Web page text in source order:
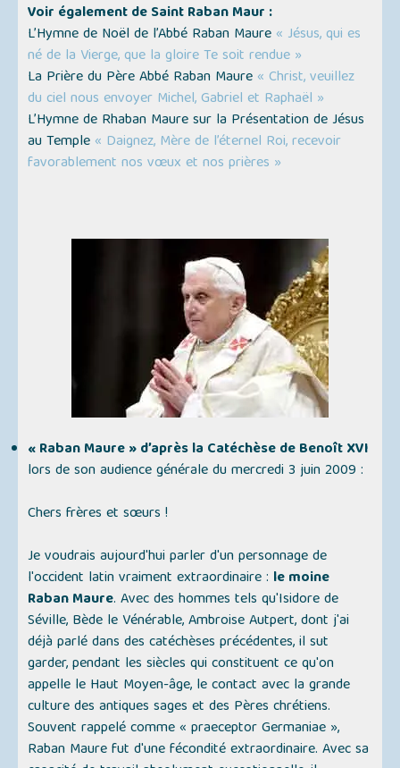
Voir également de Saint Raban Maur :
L’Hymne de Noël de l’Abbé Raban Maure « Jésus, qui es
né de la Vierge, que la gloire Te soit rendue »
La Prière du Père Abbé Raban Maure « Christ, veuillez
du ciel nous envoyer Michel, Gabriel et Raphaël »
L’Hymne de Rhaban Maure sur la Présentation de Jésus
au Temple « Daignez, Mère de l’éternel Roi, recevoir
favorablement nos vœux et nos prières »
« Raban Maure » d’après la Catéchèse de Benoît XVI
lors de son audience générale du mercredi 3 juin 2009 :
Chers frères et sœurs !
Je voudrais aujourd'hui parler d'un personnage de
l'occident latin vraiment extraordinaire : le moine
Raban Maure. Avec des hommes tels qu'Isidore de
Séville, Bède le Vénérable, Ambroise Autpert, dont j'ai
déjà parlé dans des catéchèses précédentes, il sut
garder, pendant les siècles qui constituent ce qu'on
appelle le Haut Moyen-âge, le contact avec la grande
culture des antiques sages et des Pères chrétiens.
Souvent rappelé comme « praeceptor Germaniae »,
Raban Maure fut d'une fécondité extraordinaire. Avec sa